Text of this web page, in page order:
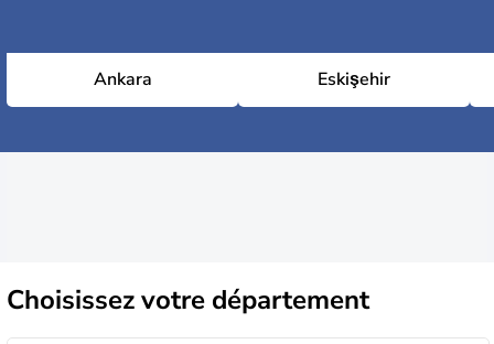
Ankara Eskişehir
Choisissezvotre département